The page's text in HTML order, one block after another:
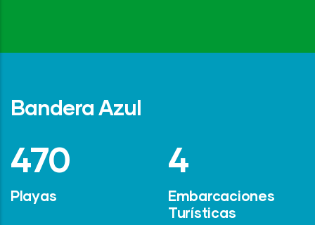
Bandera Azul
642
Playas
6
Embarcaciones
Turísticas